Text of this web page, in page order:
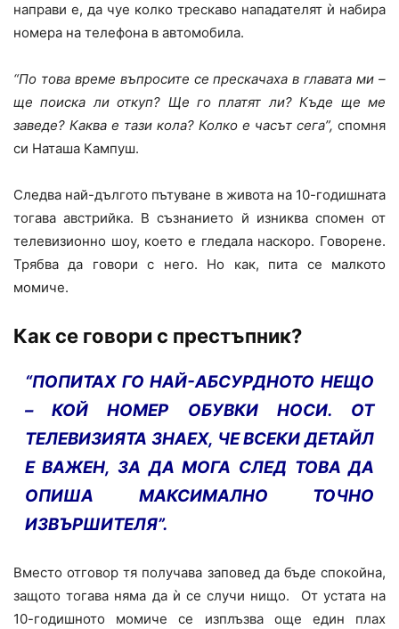
направи е, да чуе колко трескаво нападателят ѝ набира
номера на телефона в автомобила.
“По това време въпросите се прескачаха в главата ми –
ще поиска ли откуп? Ще го платят ли? Къде ще ме
заведе? Каква е тази кола? Колко е часът сега”, спомня
си Наташа Кампуш.
Следва най-дългото пътуване в живота на 10-годишната
тогава австрийка. В съзнанието й изниква спомен от
телевизионно шоу, което е гледала наскоро. Говорене.
Трябва да говори с него. Но как, пита се малкото
момиче.
Как се говори с престъпник?
“ПОПИТАХ ГО НАЙ-АБСУРДНОТО НЕЩО
– КОЙ НОМЕР ОБУВКИ НОСИ. ОТ
ТЕЛЕВИЗИЯТА ЗНАЕХ, ЧЕ ВСЕКИ ДЕТАЙЛ
Е ВАЖЕН, ЗА ДА МОГА СЛЕД ТОВА ДА
ОПИША МАКСИМАЛНО ТОЧНО
ИЗВЪРШИТЕЛЯ”.
Вместо отговор тя получава заповед да бъде спокойна,
защото тогава няма да ѝ се случи нищо. От устата на
10-годишното момиче се изплъзва още един плах